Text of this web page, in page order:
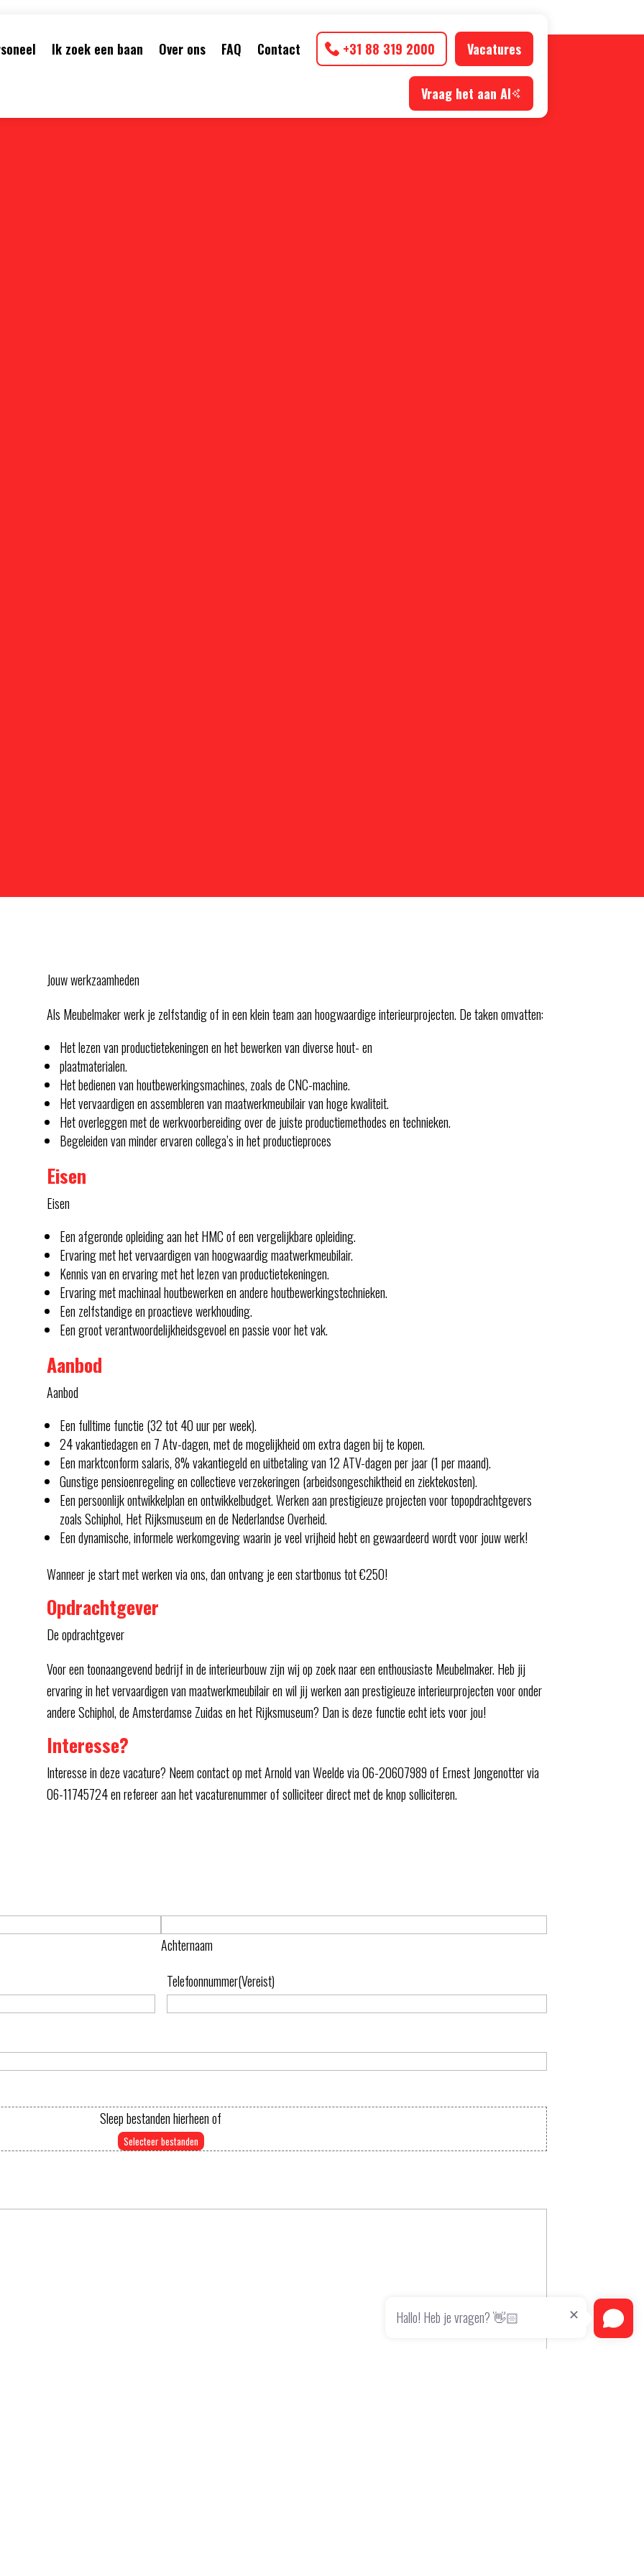
Ik zoek een baan Over ons FAQ Contact +31 88 319 2000 Vacatures
Vraag het aan AI
Jouw werkzaamheden
Als Meubelmaker werk je zelfstandig of in een klein team aan hoogwaardige interieurprojecten. De taken omvatten:
Het lezen van productietekeningen en het bewerken van diverse hout- en
plaatmaterialen.
Het bedienen van houtbewerkingsmachines, zoals de CNC-machine.
Het vervaardigen en assembleren van maatwerkmeubilair van hoge kwaliteit.
Het overleggen met de werkvoorbereiding over de juiste productiemethodes en technieken.
Begeleiden van minder ervaren collega’s in het productieproces
Eisen
Eisen
Een afgeronde opleiding aan het HMC of een vergelijkbare opleiding.
Ervaring met het vervaardigen van hoogwaardig maatwerkmeubilair.
Kennis van en ervaring met het lezen van productietekeningen.
Ervaring met machinaal houtbewerken en andere houtbewerkingstechnieken.
Een zelfstandige en proactieve werkhouding.
Een groot verantwoordelijkheidsgevoel en passie voor het vak.
Aanbod
Aanbod
Een fulltime functie (32 tot 40 uur per week).
24 vakantiedagen en 7 Atv-dagen, met de mogelijkheid om extra dagen bij te kopen.
Een marktconform salaris, 8% vakantiegeld en uitbetaling van 12 ATV-dagen per jaar (1 per maand).
Gunstige pensioenregeling en collectieve verzekeringen (arbeidsongeschiktheid en ziektekosten).
Een persoonlijk ontwikkelplan en ontwikkelbudget. Werken aan prestigieuze projecten voor topopdrachtgevers
zoals Schiphol, Het Rijksmuseum en de Nederlandse Overheid.
Een dynamische, informele werkomgeving waarin je veel vrijheid hebt en gewaardeerd wordt voor jouw werk!
Wanneer je start met werken via ons, dan ontvang je een startbonus tot €250!
Opdrachtgever
De opdrachtgever
Voor een toonaangevend bedrijf in de interieurbouw zijn wij op zoek naar een enthousiaste Meubelmaker. Heb jij
ervaring in het vervaardigen van maatwerkmeubilair en wil jij werken aan prestigieuze interieurprojecten voor onder
andere Schiphol, de Amsterdamse Zuidas en het Rijksmuseum? Dan is deze functie echt iets voor jou!
Interesse?
Interesse in deze vacature? Neem contact op met Arnold van Weelde via 06-20607989 of Ernest Jongenotter via
06-11745724 en refereer aan het vacaturenummer of solliciteer direct met de knop solliciteren.
Achternaam
Telefoonnummer(Vereist)
Sleep bestanden hierheen of
Selecteer bestanden
Hallo! Heb je vragen? 👋🏻